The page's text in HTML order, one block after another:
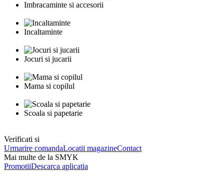
Imbracaminte si accesorii
Incaltaminte
Jocuri si jucarii
Mama si copilul
Scoala si papetarie
Verificati si
Urmarire comandaLocatii magazineContact
Mai multe de la SMYK
PromotiiDescarca aplicatia